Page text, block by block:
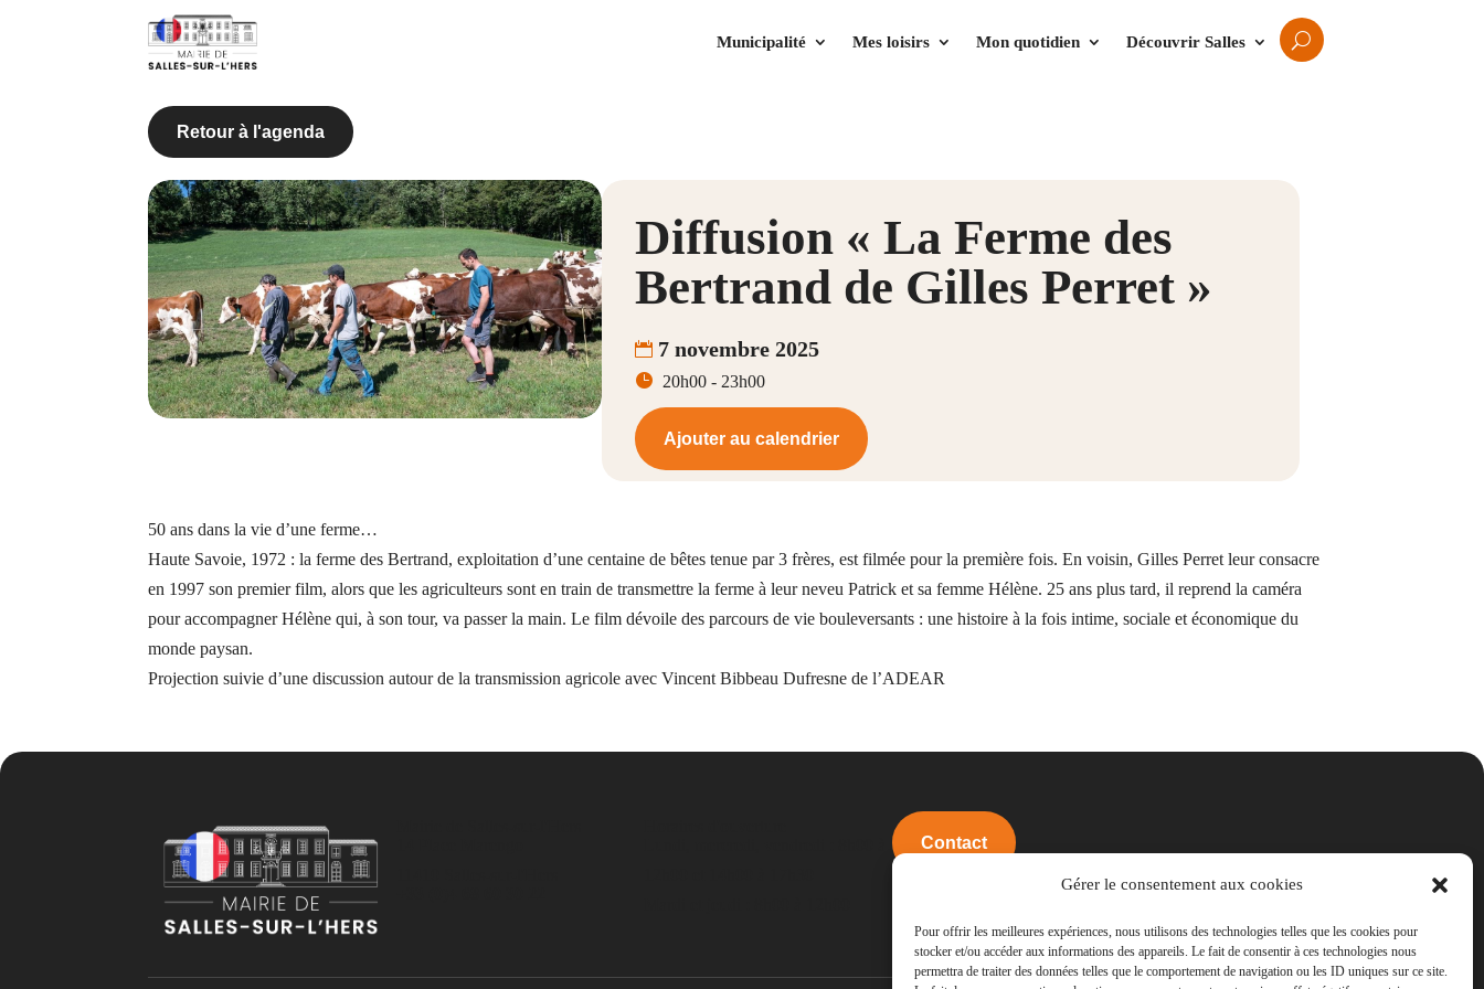
Gérer le consentement aux cookies
Pour offrir les meilleures expériences, nous utilisons des technologies telles que les cookies pour
stocker et/ou accéder aux informations des appareils. Le fait de consentir à ces technologies nous
permettra de traiter des données telles que le comportement de navigation ou les ID uniques sur ce site.
Municipalité Mes loisirs Mon quotidien Découvrir Salles
Retour à l'agenda
Diffusion « La Ferme des
Bertrand de Gilles Perret »
7 novembre 2025
20h00 - 23h00
Ajouter au calendrier
50 ans dans la vie d’une ferme…
Haute Savoie, 1972 : la ferme des Bertrand, exploitation d’une centaine de bêtes tenue par 3 frères, est filmée pour la première fois. En voisin, Gilles Perret leur consacre
en 1997 son premier film, alors que les agriculteurs sont en train de transmettre la ferme à leur neveu Patrick et sa femme Hélène. 25 ans plus tard, il reprend la caméra
pour accompagner Hélène qui, à son tour, va passer la main. Le film dévoile des parcours de vie bouleversants : une histoire à la fois intime, sociale et économique du
monde paysan.
Projection suivie d’une discussion autour de la transmission agricole avec Vincent Bibbeau Dufresne de l’ADEAR
Contact